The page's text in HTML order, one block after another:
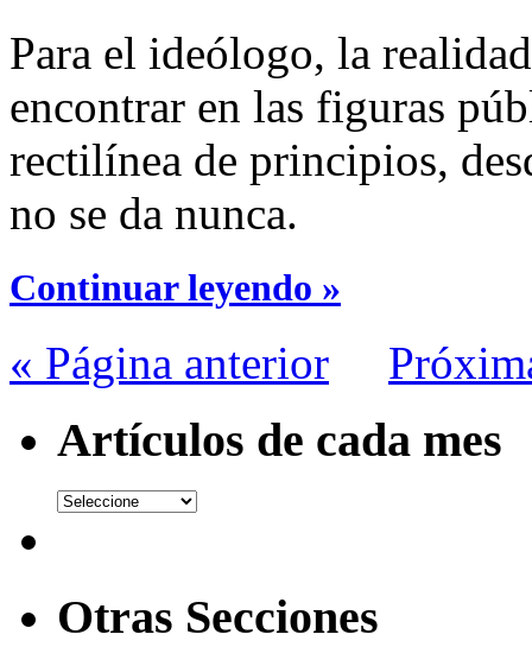
Para el ideólogo, la
encontrar en las figuras
rectilínea de principios,
no se da nunca.
Continuar leyendo »
« Página anterior
Artículos de cada mes
Otras Secciones